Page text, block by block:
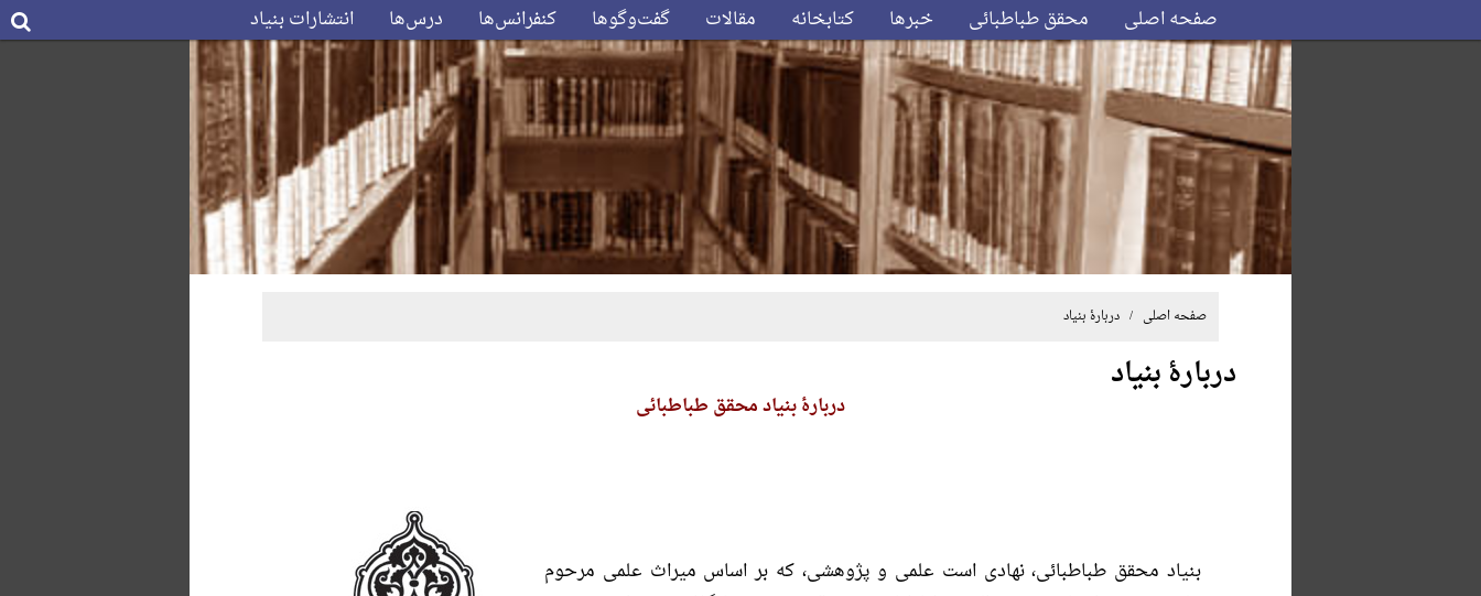
صفحه اصلی محقق طباطبائی خبرها کتابخانه مقالات گفت‌وگوها کنفرانس‌ها درس‌ها انتشارات بنیاد
صفحه اصلی / دربارۀ بنیاد
دربارۀ بنیاد
دربارۀ بنیاد محقق طباطبائی
بنیاد محقق طباطبائی، نهادی است علمی و پژوهشی، که بر اساس میراث علمی مرحوم